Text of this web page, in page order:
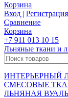
Корзина
Вход | Регистрация
Сравнение
Корзина
+7 911 013 10 15
Льняные ткани и
ИНТЕРЬЕРНЫЙ
СМЕСОВЫЕ
ЛЬНЯНАЯ ВУАЛЬ